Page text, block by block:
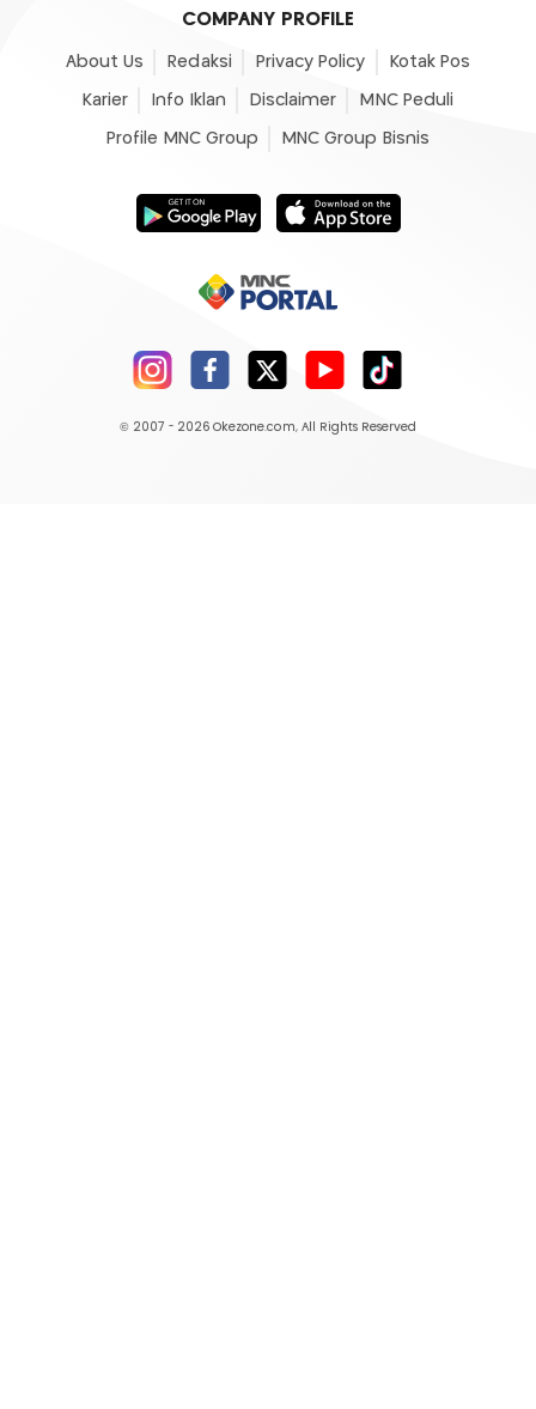
COMPANY PROFILE
About Us Redaksi Privacy Policy Kotak Pos
Karier Info Iklan Disclaimer MNC Peduli
Profile MNC Group MNC Group Bisnis
© 2007 - 2026 Okezone.com, All Rights Reserved